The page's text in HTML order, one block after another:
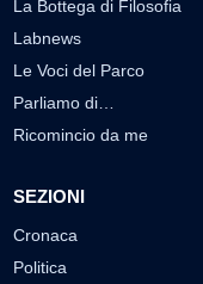
La Bottega di Filosofia
Labnews
Le Voci del Parco
Parliamo di…
Ricomincio da me
SEZIONI
Cronaca
Politica